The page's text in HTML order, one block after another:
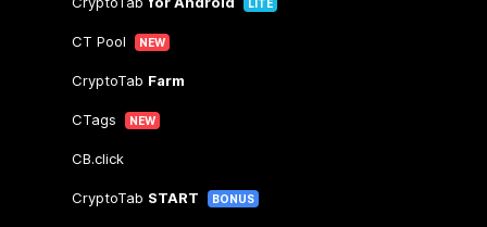
LITE
CT Pool NEW
CryptoTab Farm
CTags NEW
CB.click
CryptoTab START BONUS